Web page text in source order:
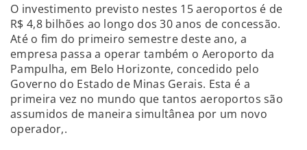
O investimento previsto nestes 15 aeroportos é de
R$ 4,8 bilhões ao longo dos 30 anos de concessão.
Até o fim do primeiro semestre deste ano, a
empresa passa a operar também o Aeroporto da
Pampulha, em Belo Horizonte, concedido pelo
Governo do Estado de Minas Gerais. Esta é a
primeira vez no mundo que tantos aeroportos são
assumidos de maneira simultânea por um novo
operador,.